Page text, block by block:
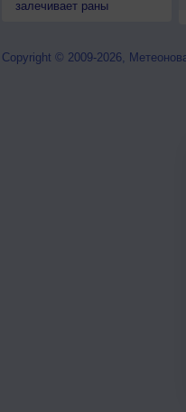
залечивает раны
Copyright © 2009-2026,